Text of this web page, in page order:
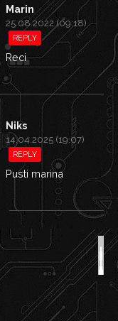
Marin
25.08.2022 (09:18)
REPLY
Reci
Niks
14.04.2025 (19:07)
REPLY
Pusti marina